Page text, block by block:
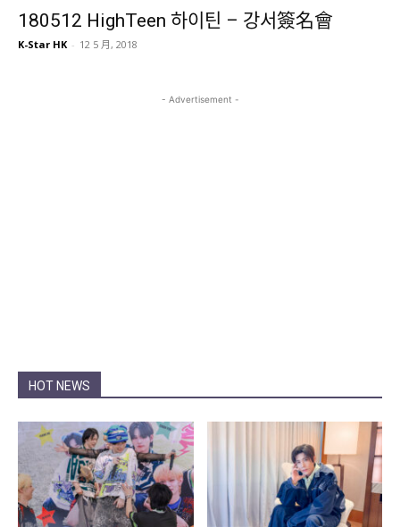
180512 HighTeen 하이틴 – 강서簽名會
K-Star HK - 12 5 月, 2018
- Advertisement -
HOT NEWS